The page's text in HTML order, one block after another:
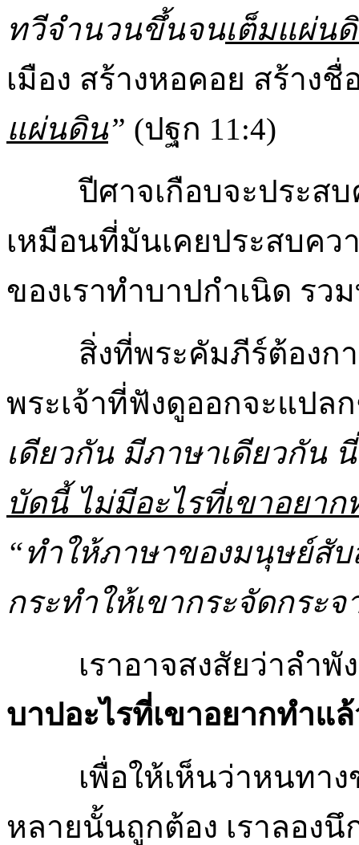
ทวี​จำนวน​ขึ้น​จน​เต็ม​แผ่น​
เมือง สร้างหอคอย สร้างชื่
แผ่น​ดิน” (ปฐก 11:4)
ปีศาจเกือบจะประส
เหมือนที่มันเคยประสบคว
ของเราทำบาปกำเนิด รว
สิ่งที่พระคัมภีร์ต้องก
พระเจ้าที่ฟังดูออกจะแปล
เดียวกัน มีภาษาเดียวกัน
บัดนี้ ไม่มีอะไรที่เขาอยา
“ทำให้ภาษาของมนุษย์สับ
กระทำให้เขากระจัดกระ
เราอาจสงสัยว่าลำ
บาปอะไรที่เขาอยากทำแ
เพื่อให้เห็นว่าหนทา
หลายนั้นถูกต้อง เราลองนึ